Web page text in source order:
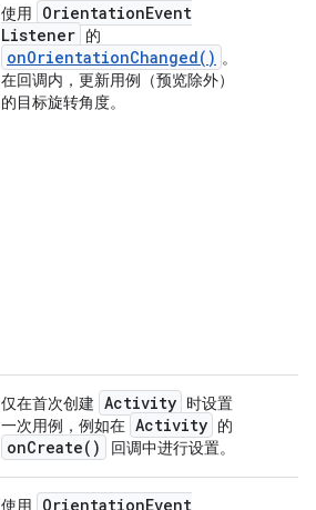
使用 OrientationEvent
Listener 的
onOrientationChanged() 。
在回调内，更新用例（预览除外）
的目标旋转角度。
仅在首次创建 Activity 时设置
一次用例，例如在 Activity 的
onCreate( ) 回调中进行设置。
使用 OrientationEvent